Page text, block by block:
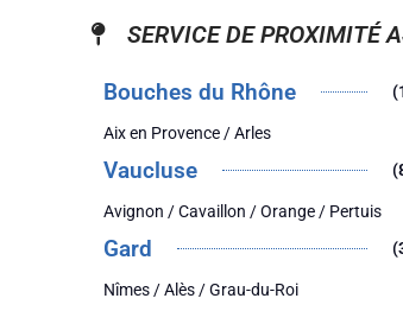
SERVICE DE PROXIMITÉ
Bouches du Rhône
Aix en Provence / Arles
Vaucluse
Avignon / Cavaillon / Orange / Pertuis
Gard
Nîmes / Alès / Grau-du-Roi